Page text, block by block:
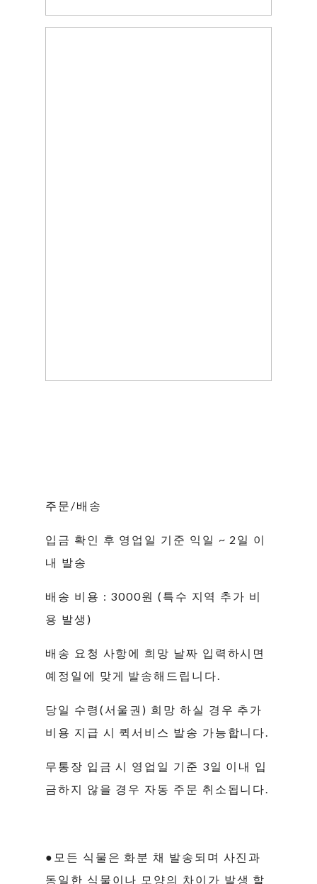
주문/배송
입금 확인 후 영업일 기준 익일 ~ 2일 이
내 발송
배송 비용 : 3000원 (특수 지역 추가 비
용 발생)
배송 요청 사항에 희망 날짜 입력하시면
예정일에 맞게 발송해드립니다.
당일 수령(서울권) 희망 하실 경우 추가
비용 지급 시 퀵서비스 발송 가능합니다.
무통장 입금 시 영업일 기준 3일 이내 입
금하지 않을 경우 자동 주문 취소됩니다.
●모든 식물은 화분 채 발송되며 사진과
동일한 식물이나 모양의 차이가 발생 할